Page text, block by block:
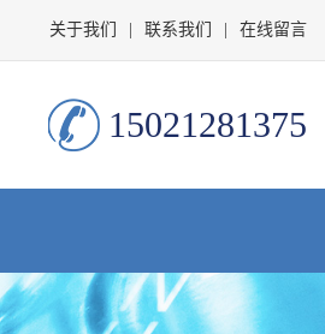
关于我们 联系我们 在线留言
15021281375